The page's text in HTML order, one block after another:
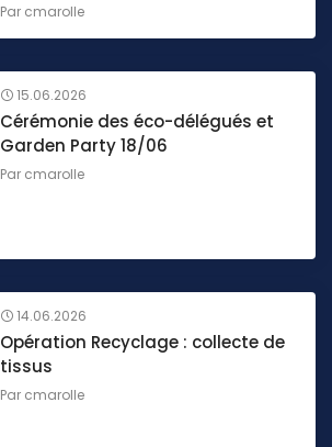
Par cmarolle
15.06.2026
Cérémonie des éco-délégués et
Garden Party 18/06
Par cmarolle
14.06.2026
Opération Recyclage : collecte de
tissus
Par cmarolle